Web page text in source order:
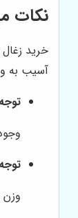
نکات
خرید
آسیب به
وزن